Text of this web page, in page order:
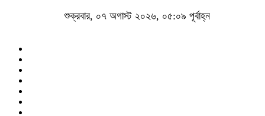
শুক্রবার, ০৭ অগাস্ট ২০২৬, ০৫:০৯ পূর্বাহ্ন